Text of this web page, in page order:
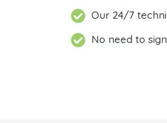
Our 24/7
No need to